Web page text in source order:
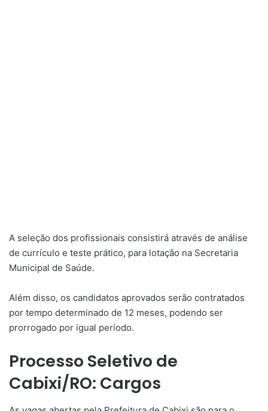
A seleção dos profissionais consistirá através de análise
de currículo e teste prático, para lotação na Secretaria
Municipal de Saúde.
Além disso, os candidatos aprovados serão contratados
por tempo determinado de 12 meses, podendo ser
prorrogado por igual período.
Processo Seletivo de
Cabixi/RO: Cargos